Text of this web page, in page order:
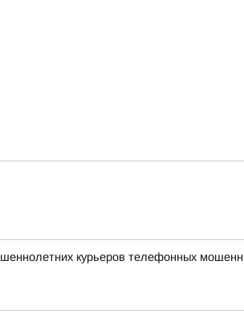
курьеров телефонных